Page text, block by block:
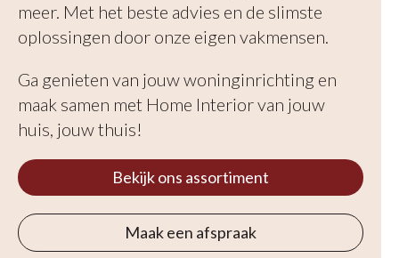
meer. Met het beste advies en de slimste
oplossingen door onze eigen vakmensen.
Ga genieten van jouw woninginrichting en
maak samen met Home Interior van jouw
huis, jouw thuis!
Bekijk ons assortiment
Maak een afspraak